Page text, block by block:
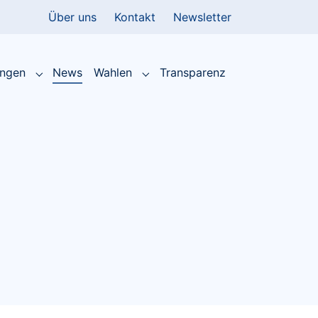
Über uns Kontakt Newsletter
Submenu for "Leistungen"
News(current)
Wahlen Submenu for "Wahlen"
Transparenz